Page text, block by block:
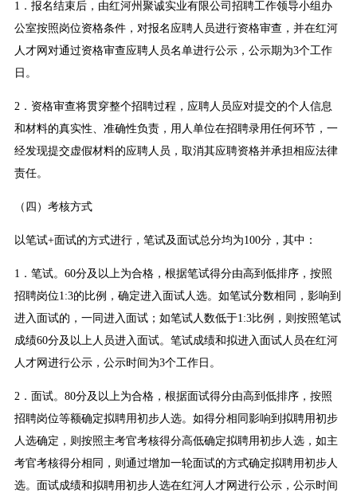
1．报名结束后，由红河州聚诚实业有限公司招聘工作领导小组办
公室按照岗位资格条件，对报名应聘人员进行资格审查，并在红河
人才网对通过资格审查应聘人员名单进行公示，公示期为3个工作
日。
2．资格审查将贯穿整个招聘过程，应聘人员应对提交的个人信息
和材料的真实性、准确性负责，用人单位在招聘录用任何环节，一
经发现提交虚假材料的应聘人员，取消其应聘资格并承担相应法律
责任。
（四）考核方式
以笔试+面试的方式进行，笔试及面试总分均为100分，其中：
1．笔试。60分及以上为合格，根据笔试得分由高到低排序，按照
招聘岗位1:3的比例，确定进入面试人选。如笔试分数相同，影响到
进入面试的，一同进入面试；如笔试人数低于1:3比例，则按照笔试
成绩60分及以上人员进入面试。笔试成绩和拟进入面试人员在红河
人才网进行公示，公示时间为3个工作日。
2．面试。80分及以上为合格，根据面试得分由高到低排序，按照
招聘岗位等额确定拟聘用初步人选。如得分相同影响到拟聘用初步
人选确定，则按照主考官考核得分高低确定拟聘用初步人选，如主
考官考核得分相同，则通过增加一轮面试的方式确定拟聘用初步人
选。面试成绩和拟聘用初步人选在红河人才网进行公示，公示时间